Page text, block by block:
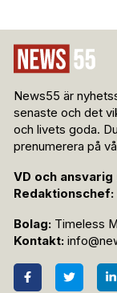
News55 är
senaste och det
och livets goda.
prenumerera på
VD och
Redaktionschef:
Bolag: Timeless
Kontakt: